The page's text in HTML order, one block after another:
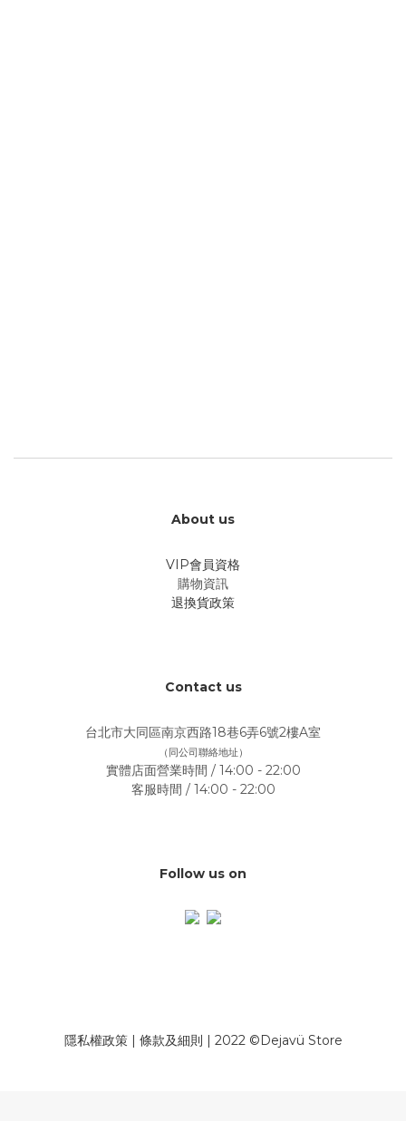
About us
VIP會員資格
購物資訊
退換貨政策
Contact us
台北市大同區南京西路18巷6弄6號2樓A室
（同公司聯絡地址）
實體店面營業時間 / 14:00 - 22:00
客服時間 / 14:00 - 22:00
Follow us on
隱私權政策| 條款及細則 | 2022 ©Dejavü Store